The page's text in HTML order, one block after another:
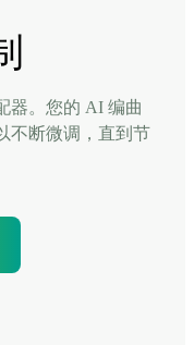
器。您的 AI 编曲
不断微调，直到节